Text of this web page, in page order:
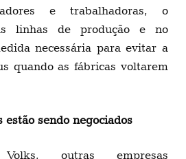
e trabalhadoras, o
linhas de produção e no
necessária para evitar a
quando as fábricas voltarem
estão sendo negociados
outras empresas